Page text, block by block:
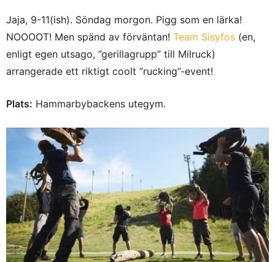
Jaja, 9-11(ish). Söndag morgon. Pigg som en lärka!
NOOOOT! Men spänd av förväntan! Team Sisyfos (en,
enligt egen utsago, ”gerillagrupp” till Milruck)
arrangerade ett riktigt coolt ”rucking”-event!
Plats: Hammarbybackens utegym.